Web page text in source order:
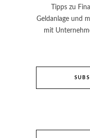
Tipps zu
Geldanlage und
mit